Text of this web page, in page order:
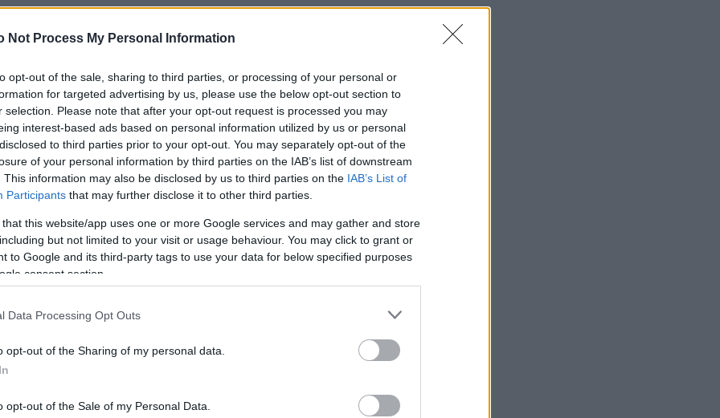
Not Process My Personal Information
opt-out of the sale, sharing to third parties, or processing of your personal or
for targeted advertising by us, please use the below opt-out section to
selection. Please note that after your opt-out request is processed you may
interest-based ads based on personal information utilized by us or personal
to third parties prior to your opt-out. You may separately opt-out of the
of your personal information by third parties on the IAB’s list of downstream
This information may also be disclosed by us to third parties on the IAB’s List of
Participants that may further disclose it to other third parties.
that this website/app uses one or more Google services and may gather and store
but not limited to your visit or usage behaviour. You may click to grant or
to Google and its third-party tags to use your data for below specified purposes
consent section.
Data Processing Opt Outs
opt-out of the Sharing of my personal data.
opt-out of the Sale of my Personal Data.
σημάδι;
όσα σε μπλοκάρουν στη ζωή σου